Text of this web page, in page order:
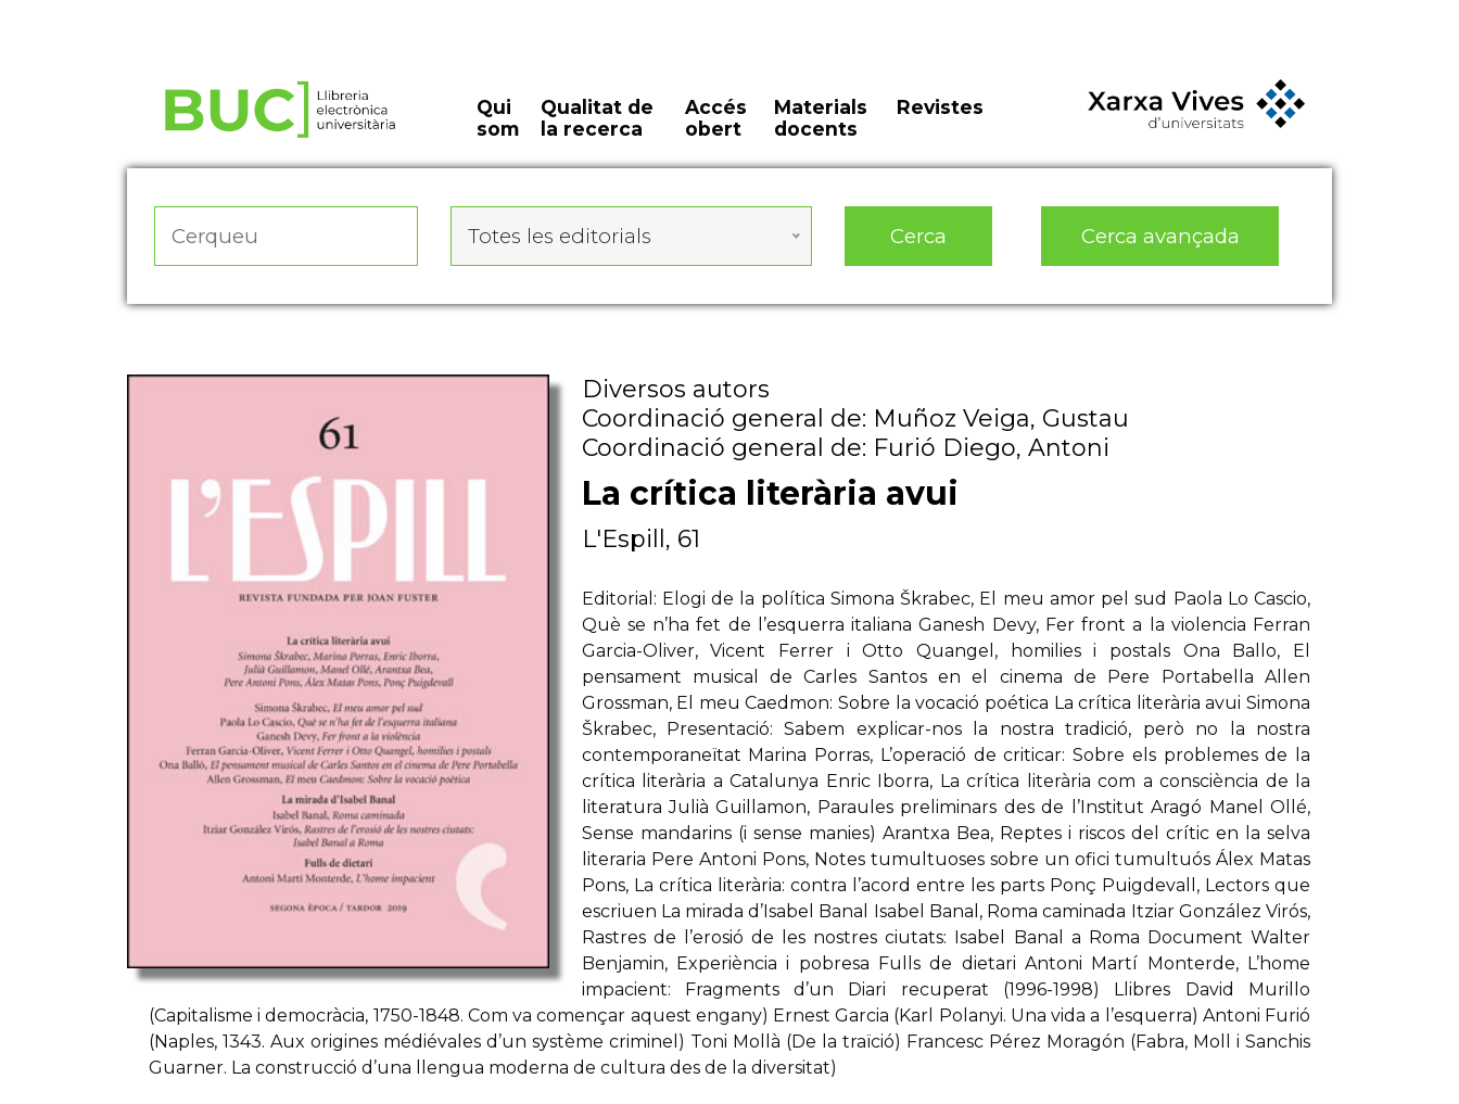
Qui
som
Qualitat de
la recerca
Accés
obert
Materials
docents
Revistes
Totes les editorials Cerca Cerca avançada
Diversos autors
Coordinació general de: Muñoz Veiga, Gustau
Coordinació general de: Furió Diego, Antoni
La crítica literària avui
L'Espill, 61
Editorial: Elogi de la política Simona Škrabec, El meu amor pel sud Paola Lo Cascio,
Què se n’ha fet de l’esquerra italiana Ganesh Devy, Fer front a la violencia Ferran
Garcia-Oliver, Vicent Ferrer i Otto Quangel, homilies i postals Ona Ballo, El
pensament musical de Carles Santos en el cinema de Pere Portabella Allen
Grossman, El meu Caedmon: Sobre la vocació poética La crítica literària avui Simona
Škrabec, Presentació: Sabem explicar-nos la nostra tradició, però no la nostra
contemporaneïtat Marina Porras, L’operació de criticar: Sobre els problemes de la
crítica literària a Catalunya Enric Iborra, La crítica literària com a consciència de la
literatura Julià Guillamon, Paraules preliminars des de l’Institut Aragó Manel Ollé,
Sense mandarins (i sense manies) Arantxa Bea, Reptes i riscos del crític en la selva
literaria Pere Antoni Pons, Notes tumultuoses sobre un ofici tumultuós Álex Matas
Pons, La crítica literària: contra l’acord entre les parts Ponç Puigdevall, Lectors que
escriuen La mirada d’Isabel Banal Isabel Banal, Roma caminada Itziar González Virós,
Rastres de l’erosió de les nostres ciutats: Isabel Banal a Roma Document Walter
Benjamin, Experiència i pobresa Fulls de dietari Antoni Martí Monterde, L’home
impacient: Fragments d’un Diari recuperat (1996-1998) Llibres David Murillo
(Capitalisme i democràcia, 1750-1848. Com va començar aquest engany) Ernest Garcia (Karl Polanyi. Una vida a l’esquerra) Antoni Furió
(Naples, 1343. Aux origines médiévales d’un système criminel) Toni Mollà (De la traïció) Francesc Pérez Moragón (Fabra, Moll i Sanchis
Guarner. La construcció d’una llengua moderna de cultura des de la diversitat)